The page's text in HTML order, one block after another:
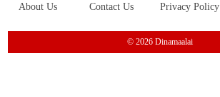
About Us Contact Us Privacy Policy
© 2026 Dinamaalai